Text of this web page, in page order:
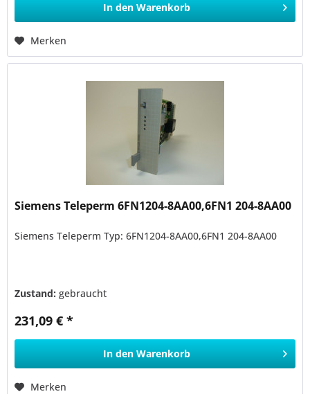
In den Warenkorb
Merken
Siemens Teleperm 6FN1204-8AA00,6FN1 204-8AA00
Siemens Teleperm Typ: 6FN1204-8AA00,6FN1 204-8AA00
Zustand:gebraucht
231,09 € *
In den Warenkorb
Merken